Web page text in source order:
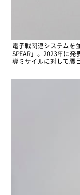
電子戦関連システムを
SPEAR」。2023年に
導ミサイルに対して